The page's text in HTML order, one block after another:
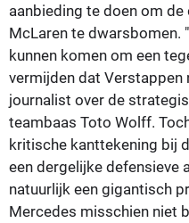
aanbieding te doen om
McLaren te dwarsbomen.
kunnen komen om een
vermijden dat Verstappen
journalist over de
teambaas Toto Wolff.
kritische kanttekening bij
een dergelijke defensieve
natuurlijk een gigantisch
Mercedes misschien niet